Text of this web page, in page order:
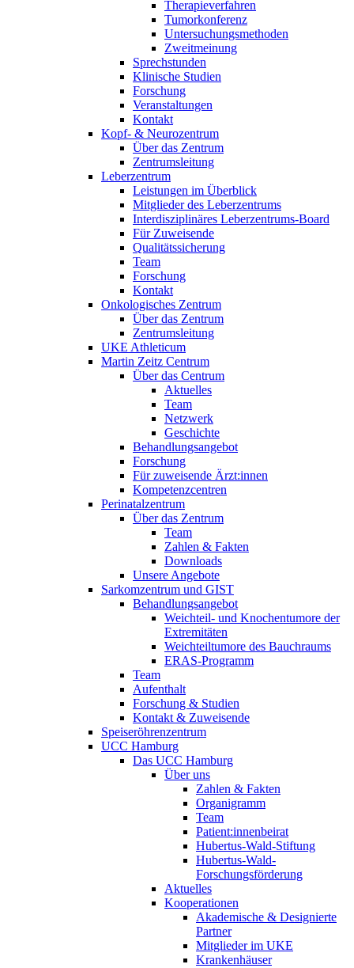
Therapieverfahren
Tumorkonferenz
Untersuchungsmethoden
Zweitmeinung
Sprechstunden
Klinische Studien
Forschung
Veranstaltungen
Kontakt
Kopf- & Neurozentrum
Über das Zentrum
Zentrumsleitung
Leberzentrum
Leistungen im Überblick
Mitglieder des Leberzentrums
Interdisziplinäres Leberzentrums-Board
Für Zuweisende
Qualitätssicherung
Team
Forschung
Kontakt
Onkologisches Zentrum
Über das Zentrum
Zentrumsleitung
UKE Athleticum
Martin Zeitz Centrum
Über das Centrum
Aktuelles
Team
Netzwerk
Geschichte
Behandlungsangebot
Forschung
Für zuweisende Ärzt:innen
Kompetenzcentren
Perinatalzentrum
Über das Zentrum
Team
Zahlen & Fakten
Downloads
Unsere Angebote
Sarkomzentrum und GIST
Behandlungsangebot
Weichteil- und Knochentumore der
Extremitäten
Weichteiltumore des Bauchraums
ERAS-Programm
Team
Aufenthalt
Forschung & Studien
Kontakt & Zuweisende
Speiseröhrenzentrum
UCC Hamburg
Das UCC Hamburg
Über uns
Zahlen & Fakten
Organigramm
Team
Patient:innenbeirat
Hubertus-Wald-Stiftung
Hubertus-Wald-
Forschungsförderung
Aktuelles
Kooperationen
Akademische & Designierte
Partner
Mitglieder im UKE
Krankenhäuser